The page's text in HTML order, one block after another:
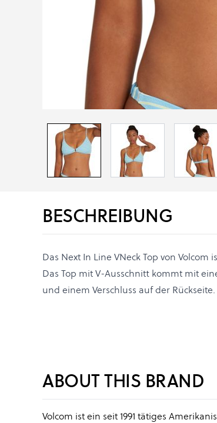
BESCHREIBUNG
Das Next In Line VNeck Top von
Das Top mit V-Ausschnitt kommt mit
und einem Verschluss auf der Rückseite.
ABOUT THIS BRAND
Volcom ist ein seit 1991 tätiges